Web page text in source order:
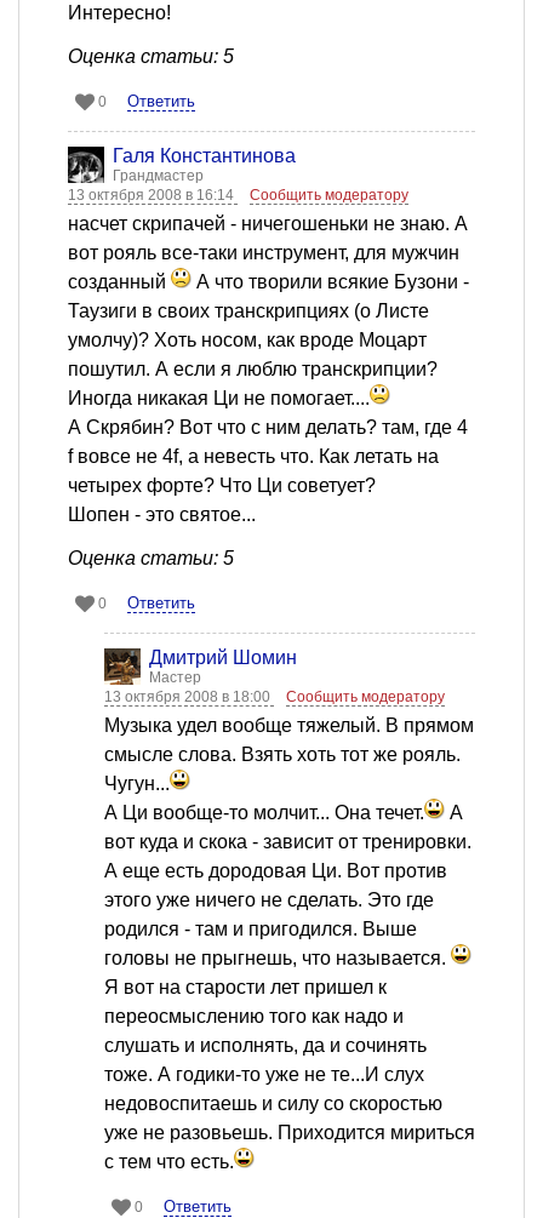
Интересно!
Оценка статьи: 5
0 Ответить
Галя Константинова
Грандмастер
13 октября 2008 в 16:14
Сообщить модератору
насчет скрипачей - ничегошеньки не знаю. А
вот рояль все-таки инструмент, для мужчин
созданный
А что творили всякие Бузони -
Таузиги в своих транскрипциях (о Листе
умолчу)? Хоть носом, как вроде Моцарт
пошутил. А если я люблю транскрипции?
Иногда никакая Ци не помогает....
А Скрябин? Вот что с ним делать? там, где 4
f вовсе не 4f, а невесть что. Как летать на
четырех форте? Что Ци советует?
Шопен - это святое...
Оценка статьи: 5
0 Ответить
Дмитрий Шомин
Мастер
13 октября 2008 в 18:00
Сообщить модератору
Музыка удел вообще тяжелый. В прямом
смысле слова. Взять хоть тот же рояль.
Чугун...
А Ци вообще-то молчит... Она течет.
А
вот куда и скока - зависит от тренировки.
А еще есть дородовая Ци. Вот против
этого уже ничего не сделать. Это где
родился - там и пригодился. Выше
головы не прыгнешь, что называется.
Я вот на старости лет пришел к
переосмыслению того как надо и
слушать и исполнять, да и сочинять
тоже. А годики-то уже не те...И слух
недовоспитаешь и силу со скоростью
уже не разовьешь. Приходится мириться
с тем что есть.
0 Ответить